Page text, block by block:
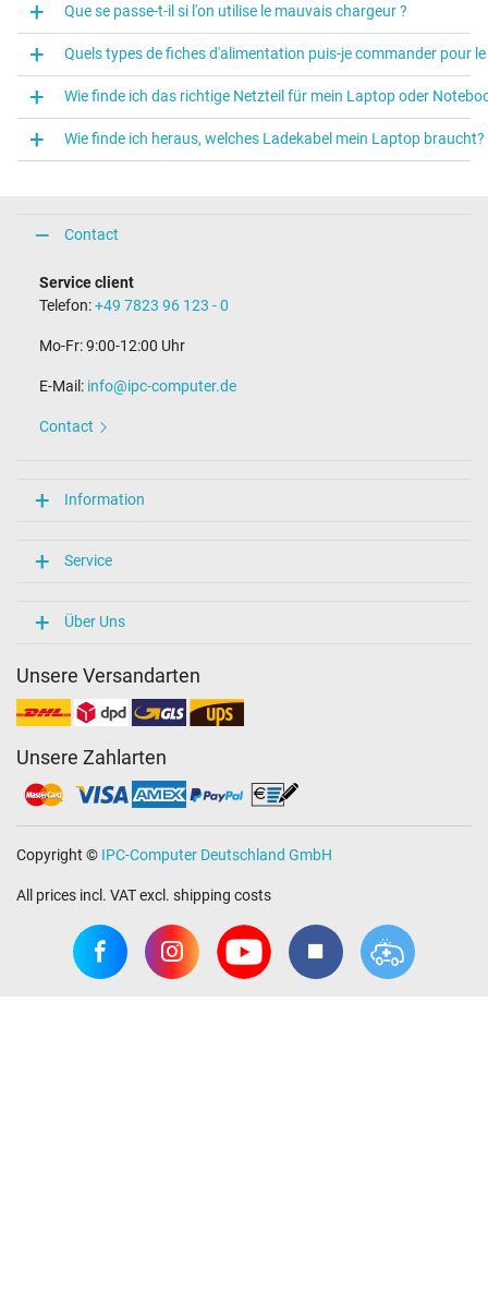
Que se passe-t-il si l'on utilise le mauvais chargeur ?
Quels types de fiches d'alimentation puis-je commander pour
Wie finde ich das richtige Netzteil für mein Laptop oder
Wie finde ich heraus, welches Ladekabel mein Laptop braucht?
Contact
Service client
Telefon:+49 7823 96 123 - 0
Mo-Fr: 9:00-12:00 Uhr
E-Mail: info@ipc-computer.de
Contact
Information
Service
Über Uns
Unsere Versandarten
Unsere Zahlarten
Copyright © IPC-Computer Deutschland GmbH
All prices incl. VAT excl. shipping costs